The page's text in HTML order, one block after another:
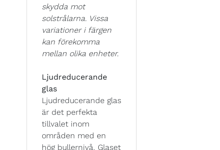
skydda mot
solstrålarna. Vissa
variationer i färgen
kan förekomma
mellan olika enheter.
Ljudreducerande
glas
Ljudreducerande glas
är det perfekta
tillvalet inom
områden med en
hög bullernivå. Glaset